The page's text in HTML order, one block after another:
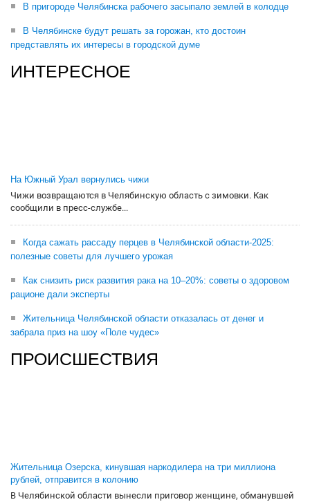
В пригороде Челябинска рабочего засыпало землей в колодце
В Челябинске будут решать за горожан, кто достоин
представлять их интересы в городской думе
ИНТЕРЕСНОЕ
На Южный Урал вернулись чижи
Чижи возвращаются в Челябинскую область с зимовки. Как
сообщили в пресс-службе...
Когда сажать рассаду перцев в Челябинской области-2025:
полезные советы для лучшего урожая
Как снизить риск развития рака на 10–20%: советы о здоровом
рационе дали эксперты
Жительница Челябинской области отказалась от денег и
забрала приз на шоу «Поле чудес»
ПРОИСШЕСТВИЯ
Жительница Озерска, кинувшая наркодилера на три миллиона
рублей, отправится в колонию
В Челябинской области вынесли приговор женщине, обманувшей